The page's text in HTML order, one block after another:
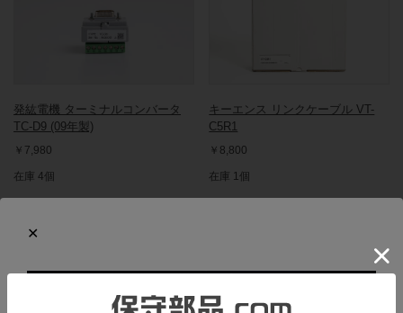
発紘電機 ターミナルコンバータ
TC-D9 (09年製)
￥7,980
在庫 4個
キーエンス リンクケーブル VT-
C5R1
￥8,800
在庫 1個
900479